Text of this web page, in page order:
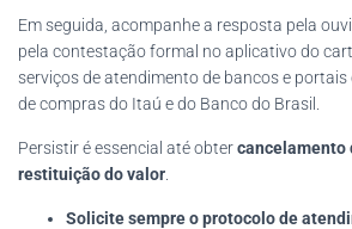
Em seguida, acompanhe a resposta pela
pela contestação formal no aplicativo do
serviços de atendimento de bancos e
de compras do Itaú e do Banco do Brasil.
Persistir é essencial até obtercancelamento
restituição do valor
Solicite sempre o protocolo de